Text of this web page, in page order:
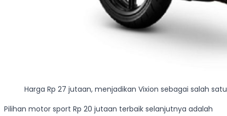
Harga Rp 27 jutaan, menjadikan Vixion sebagai salah
Pilihan motor sport Rp 20 jutaan terbaik selanjutnya adalah